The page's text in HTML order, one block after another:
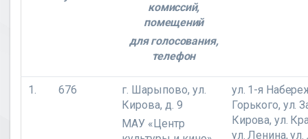
комиссий,
помещений
для голосования,
телефон
1. 676
г. Шарыпово, ул.
Кирова, д. 9
МАУ «Центр
ул. 1-я
Горького, ул.
Кирова, ул.
ул. Ленина, ул.